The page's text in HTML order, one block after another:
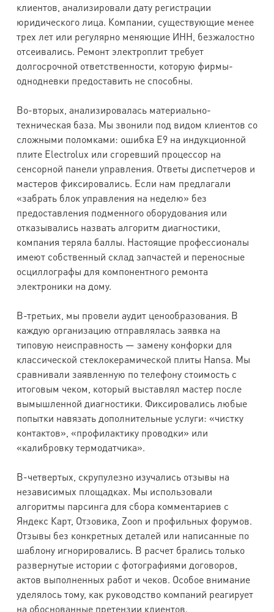
клиентов, анализировали дату регистрации
юридического лица. Компании, существующие менее
трех лет или регулярно меняющие ИНН, безжалостно
отсеивались. Ремонт электроплит требует
долгосрочной ответственности, которую фирмы-
однодневки предоставить не способны.
Во-вторых, анализировалась материально-
техническая база. Мы звонили под видом клиентов со
сложными поломками: ошибка E9 на индукционной
плите Electrolux или сгоревший процессор на
сенсорной панели управления. Ответы диспетчеров и
мастеров фиксировались. Если нам предлагали
«забрать блок управления на неделю» без
предоставления подменного оборудования или
отказывались назвать алгоритм диагностики,
компания теряла баллы. Настоящие профессионалы
имеют собственный склад запчастей и переносные
осциллографы для компонентного ремонта
электроники на дому.
В-третьих, мы провели аудит ценообразования. В
каждую организацию отправлялась заявка на
типовую неисправность — замену конфорки для
классической стеклокерамической плиты Hansa. Мы
сравнивали заявленную по телефону стоимость с
итоговым чеком, который выставлял мастер после
вымышленной диагностики. Фиксировались любые
попытки навязать дополнительные услуги: «чистку
контактов», «профилактику проводки» или
«калибровку термодатчика».
В-четвертых, скрупулезно изучались отзывы на
независимых площадках. Мы использовали
алгоритмы парсинга для сбора комментариев с
Яндекс Карт, Отзовика, Zoon и профильных форумов.
Отзывы без конкретных деталей или написанные по
шаблону игнорировались. В расчет брались только
развернутые истории с фотографиями договоров,
актов выполненных работ и чеков. Особое внимание
уделялось тому, как руководство компаний реагирует
на обоснованные претензии клиентов.